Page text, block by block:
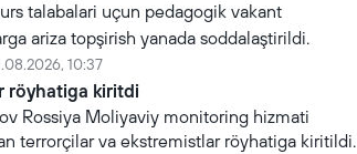
talabalari uçun pedagogik vakant
ariza topşirish yanada soddalaştirildi.
10:37
röyhatiga kiritdi
Rossiya Moliyaviy monitoring hizmati
terrorçilar va ekstremistlar röyhatiga kiritildi.